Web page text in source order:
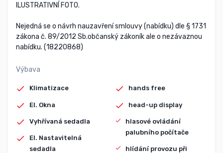
ILUSTRATIVNÍ FOTO.
Nejedná se o návrh nauzavření smlouvy (nabídku) dle § 1731
zákona č. 89/2012 Sb.občanský zákoník ale o nezávaznou
nabídku. (18220868)
Výbava
Klimatizace
El. Okna
Vyhřívaná sedadla
El. Nastavitelná
sedadla
hands free
head-up display
hlasové ovládání
palubního počítače
hlídání provozu při